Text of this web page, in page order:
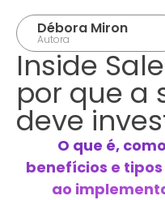
Débora Miron
Autora
Inside
por que a
deve
O que é,
benefícios e
ao